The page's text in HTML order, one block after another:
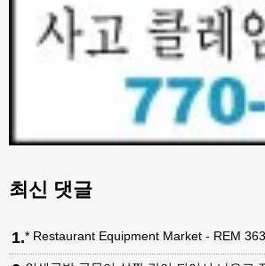
최신 댓글
1.* Restaurant Equipment Market - REM